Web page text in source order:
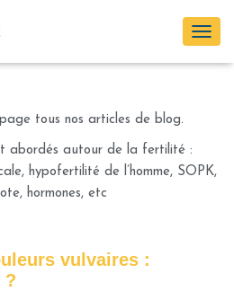
LA
DE BLOG !
tous nos articles de blog.
abordés autour de la fertilité :
hypofertilité de l’homme, SOPK,
hormones, etc
vulvaires :
?